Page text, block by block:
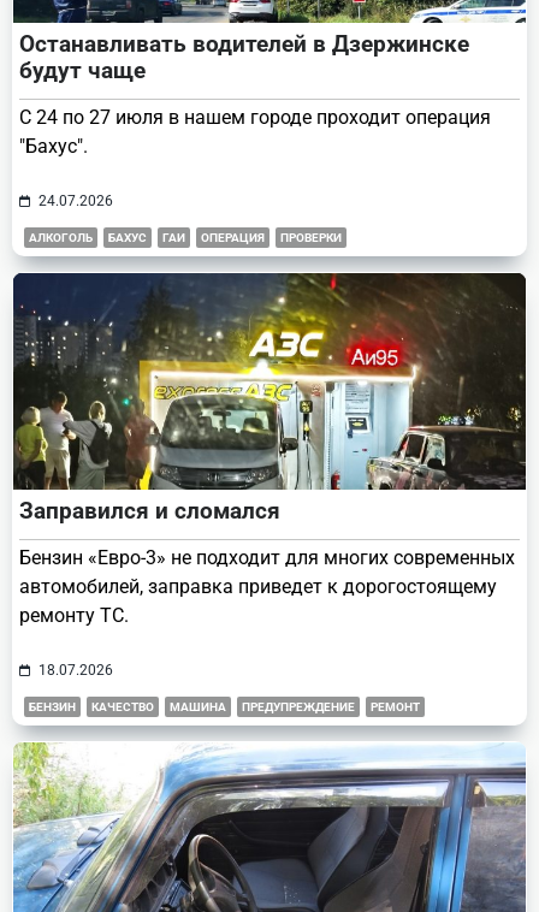
Останавливать водителей в Дзержинске
будут чаще
С 24 по 27 июля в нашем городе проходит операция
"Бахус".
24.07.2026
АЛКОГОЛЬ БАХУС ГАИ ОПЕРАЦИЯ ПРОВЕРКИ
Заправился и сломался
Бензин «Евро-3» не подходит для многих современных
автомобилей, заправка приведет к дорогостоящему
ремонту ТС.
18.07.2026
БЕНЗИН КАЧЕСТВО МАШИНА ПРЕДУПРЕЖДЕНИЕ РЕМОНТ